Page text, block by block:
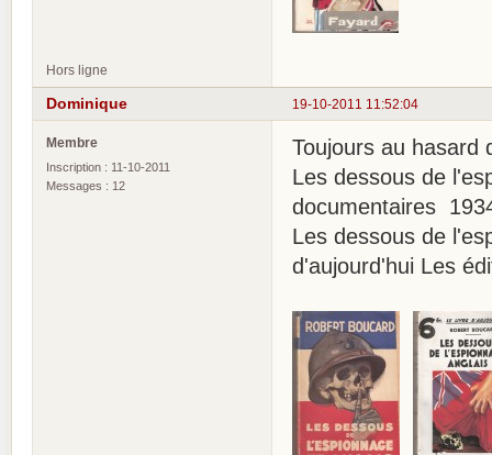
Hors ligne
19-10-2011 11:52:04
Dominique
Membre
Inscription : 11-10-2011
Messages : 12
Toujours au hasard
Les dessous de
documentaires
Les dessous de
d'aujourd'hui Les